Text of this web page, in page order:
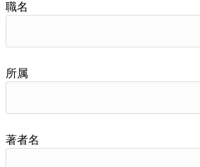
職名
所属
著者名